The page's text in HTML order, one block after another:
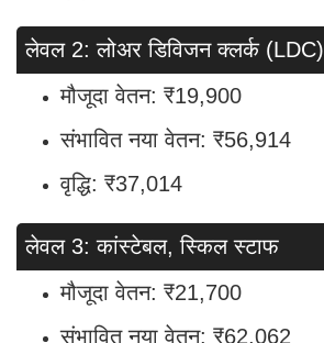
लेवल 2: लोअर डिविजन क्लर्क (LDC)
मौजूदा वेतन: ₹19,900
संभावित नया वेतन: ₹56,914
वृद्धि: ₹37,014
लेवल 3: कांस्टेबल, स्किल स्टाफ
मौजूदा वेतन: ₹21,700
संभावित नया वेतन: ₹62,062